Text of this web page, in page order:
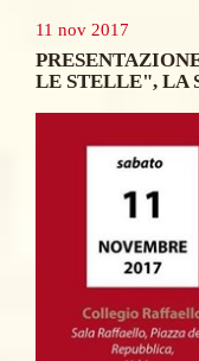
11 nov 2017
LE STELLE", LA